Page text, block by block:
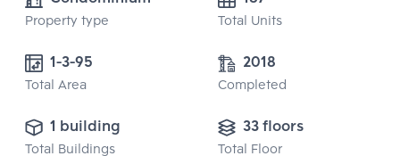
Property type Total Units
1-3-95
Total Area
2018
Completed
1 building
Total Buildings
33 floors
Total Floor